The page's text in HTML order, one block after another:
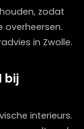
aan kleuren
maken je
met
of
te